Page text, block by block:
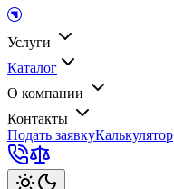
Услуги
Каталог
О компании
Контакты
Подать заявкуКалькулятор